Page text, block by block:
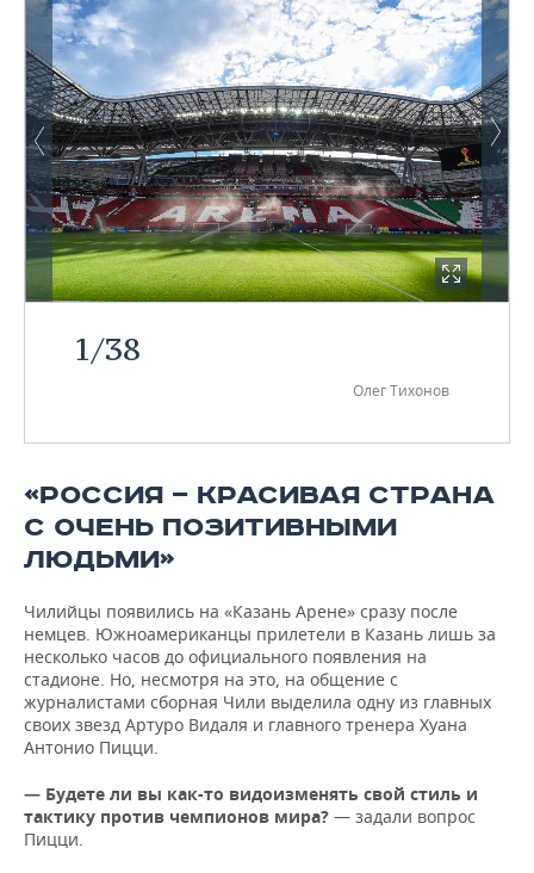
1/38
Олег Тихонов
«РОССИЯ — КРАСИВАЯ СТРАНА
С ОЧЕНЬ ПОЗИТИВНЫМИ
ЛЮДЬМИ»
Чилийцы появились на «Казань Арене» сразу после
немцев. Южноамериканцы прилетели в Казань лишь за
несколько часов до официального появления на
стадионе. Но, несмотря на это, на общение с
журналистами сборная Чили выделила одну из главных
своих звезд Артуро Видаля и главного тренера Хуана
Антонио Пицци.
— Будете ли вы как-то видоизменять свой стиль и
тактику против чемпионов мира? — задали вопрос
Пицци.